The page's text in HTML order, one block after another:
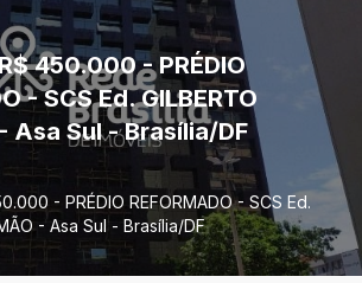
450.000 - PRÉDIO
- SCS Ed. GILBERTO
Asa Sul - Brasília/DF
- PRÉDIO REFORMADO - SCS Ed.
- Asa Sul - Brasília/DF